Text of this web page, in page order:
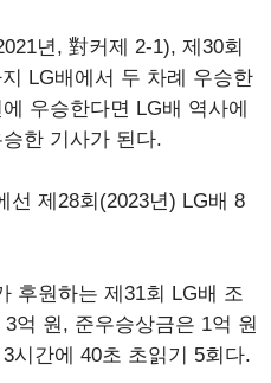
년, 對커제 2-1), 제30회
LG배에서 두 차례 우승한
우승한다면 LG배 역사에
한 기사가 된다.
선 제28회(2023년) LG배 8
후원하는 제31회 LG배 조
억 원, 준우승상금은 1억 원
시간에 40초 초읽기 5회다.